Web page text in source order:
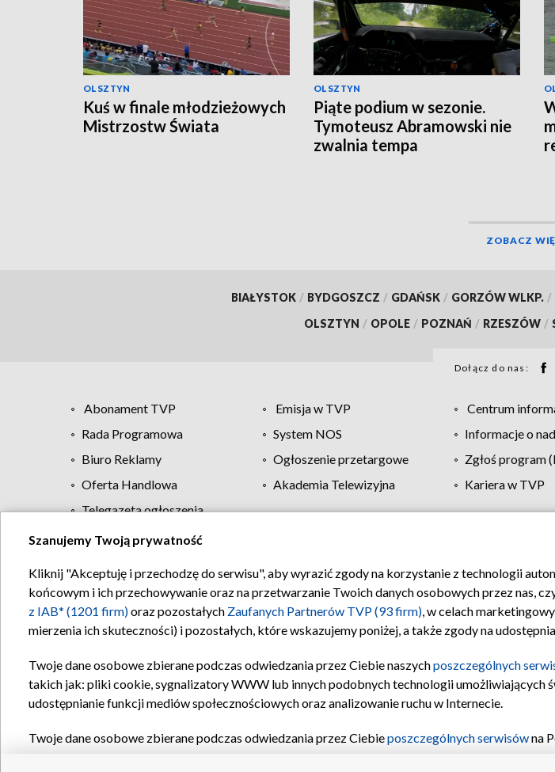
OLSZTYN
Kuś w finale młodzieżowych
Mistrzostw Świata
OLSZTYN
Piąte podium w sezonie.
Tymoteusz Abramowski nie
zwalnia tempa
ZOBACZ
BIAŁYSTOK / BYDGOSZCZ / GDAŃSK / GORZÓW WLKP. /
OLSZTYN / OPOLE / POZNAŃ / RZESZÓW /
Dołącz do nas:
Abonament TVP Emisja w TVP Centrum
Rada Programowa
System NOS Informacje o
Biuro Reklamy
Ogłoszenie przetargowe Zgłoś program
Oferta Handlowa
Akademia Telewizyjna Kariera w TVP
Telegazeta ogłoszenia
Regulamin TVP Polityka prywatności Moje
Szanujemy Twoją prywatność
Kliknij "Akceptuję i przechodzę do serwisu", aby wyrazić zgody na korzystanie z technologii
końcowym i ich przechowywanie oraz na przetwarzanie Twoich danych osobowych przez nas,
z IAB* (1201 firm)oraz pozostałych Zaufanych Partnerów TVP (93 firm), w celach
mierzenia ich skuteczności) i pozostałych, które wskazujemy poniżej, a także zgody na
Twoje dane osobowe zbierane podczas odwiedzania przez Ciebie naszychposzczególnych
takich jak: pliki cookie, sygnalizatory WWW lub innych podobnych technologii umożliwiających
udostępnianie funkcji mediów społecznościowych oraz analizowanie ruchu w Internecie.
Twoje dane osobowe zbierane podczas odwiedzania przez Ciebieposzczególnych serwisówna